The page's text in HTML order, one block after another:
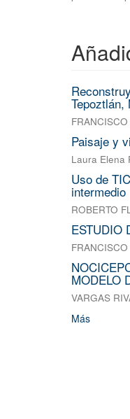
Tepoztlán,
Paisaje y
Laura Elena
Uso de
intermedio
ROBERTO
ESTUDIO
MODELO
VARGAS
Más